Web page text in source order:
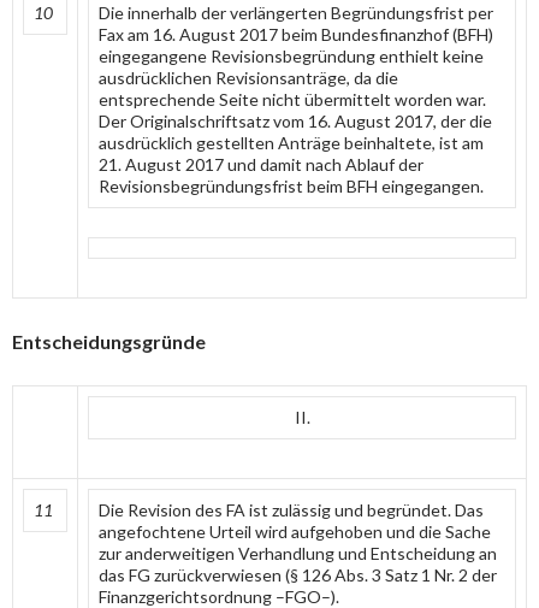
10
Die innerhalb der verlängerten Begründungsfrist per
Fax am 16. August 2017 beim Bundesfinanzhof (BFH)
eingegangene Revisionsbegründung enthielt keine
ausdrücklichen Revisionsanträge, da die
entsprechende Seite nicht übermittelt worden war.
Der Originalschriftsatz vom 16. August 2017, der die
ausdrücklich gestellten Anträge beinhaltete, ist am
21. August 2017 und damit nach Ablauf der
Revisionsbegründungsfrist beim BFH eingegangen.
Entscheidungsgründe
II.
11
Die Revision des FA ist zulässig und begründet. Das
angefochtene Urteil wird aufgehoben und die Sache
zur anderweitigen Verhandlung und Entscheidung an
das FG zurückverwiesen (§ 126 Abs. 3 Satz 1 Nr. 2 der
Finanzgerichtsordnung –FGO–).